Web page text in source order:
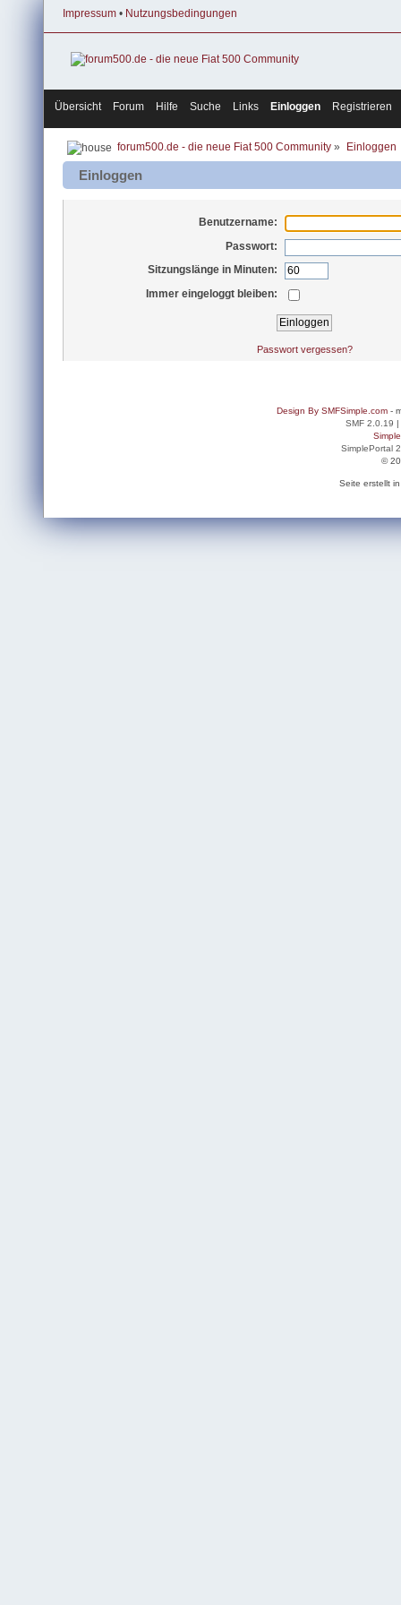
Impressum • Nutzungsbedingungen
Übersicht Forum Hilfe Suche Links Einloggen Registrieren
forum500.de - die neue Fiat 500 Community » Einloggen
Einloggen
Benutzername:
Passwort:
Sitzungslänge in Minuten:
Immer eingeloggt bleiben:
Passwort vergessen?
Design By SMFSimple.com-
SMF 2.0.19 |
SimplePortal
©
Seite erstellt